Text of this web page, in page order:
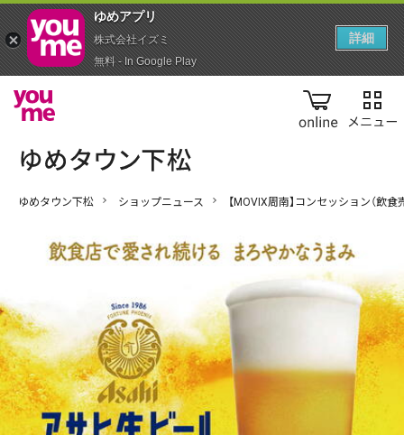
online
ゆめタウン下松 ショップニュース 【MOVIX周南】コンセッション（飲食
ゆめアプ‪リ‬
株式会社イズミ
無料 - In Google Play
詳細